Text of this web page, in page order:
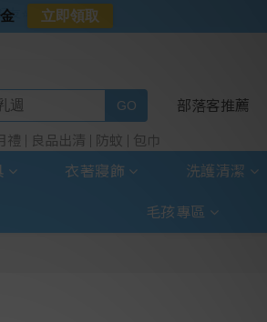
⭐
霜淇淋禮物卡
禮 良品出清 防蚊 包巾
部落客推薦
衣著寢飾 洗護清潔
毛孩專區
立即領取